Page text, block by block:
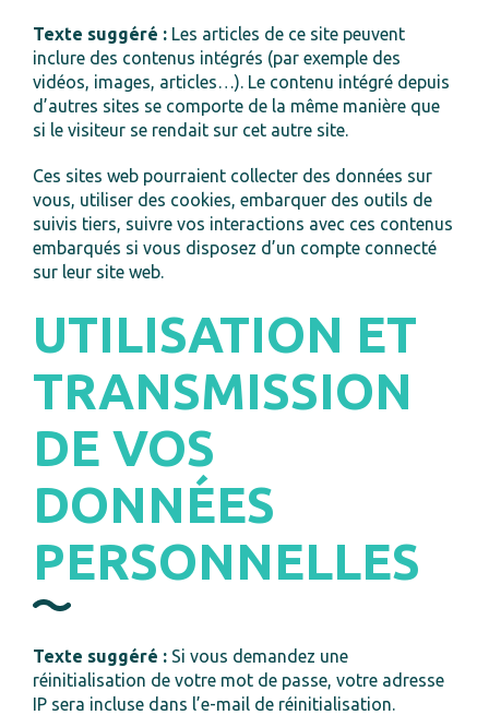
Texte suggéré : Les articles de ce site peuvent
inclure des contenus intégrés (par exemple des
vidéos, images, articles…). Le contenu intégré depuis
d’autres sites se comporte de la même manière que
si le visiteur se rendait sur cet autre site.
Ces sites web pourraient collecter des données sur
vous, utiliser des cookies, embarquer des outils de
suivis tiers, suivre vos interactions avec ces contenus
embarqués si vous disposez d’un compte connecté
sur leur site web.
UTILISATION ET
TRANSMISSION
DE VOS
DONNÉES
PERSONNELLES
Texte suggéré : Si vous demandez une
réinitialisation de votre mot de passe, votre adresse
IP sera incluse dans l’e-mail de réinitialisation.